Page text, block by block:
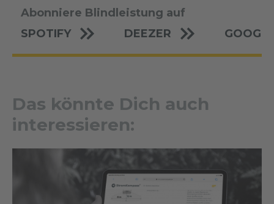
Abonniere Blindleistung auf
SPOTIFY
DEEZER
Das könnte Dich auch
interessieren: